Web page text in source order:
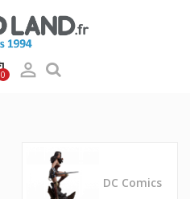
0 
DC Comics